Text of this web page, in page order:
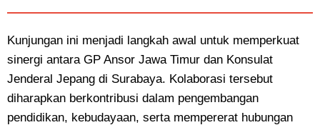
Kunjungan ini menjadi langkah awal untuk memperkuat
sinergi antara GP Ansor Jawa Timur dan Konsulat
Jenderal Jepang di Surabaya. Kolaborasi tersebut
diharapkan berkontribusi dalam pengembangan
pendidikan, kebudayaan, serta mempererat hubungan